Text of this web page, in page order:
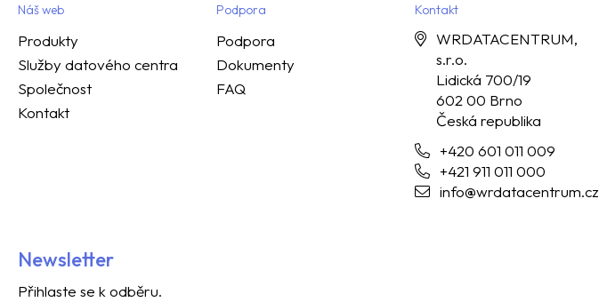
Náš web
Produkty
Služby datového centra
Společnost
Kontakt
Podpora
Podpora
Dokumenty
FAQ
Kontakt
WRDATACENTRUM,
s.r.o.
Lidická 700/19
602 00 Brno
Česká republika
+420 601 011 009
+421 911 011 000
info@wrdatacentrum.cz
Newsletter
Přihlaste se k odběru.